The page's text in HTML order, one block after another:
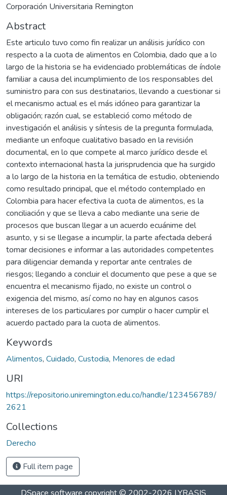
Corporación Universitaria Remington
Abstract
Este articulo tuvo como fin realizar un análisis jurídico con
respecto a la cuota de alimentos en Colombia, dado que a lo
largo de la historia se ha evidenciado problemáticas de índole
familiar a causa del incumplimiento de los responsables del
suministro para con sus destinatarios, llevando a cuestionar si
el mecanismo actual es el más idóneo para garantizar la
obligación; razón cual, se estableció como método de
investigación el análisis y síntesis de la pregunta formulada,
mediante un enfoque cualitativo basado en la revisión
documental, en lo que compete al marco jurídico desde el
contexto internacional hasta la jurisprudencia que ha surgido
a lo largo de la historia en la temática de estudio, obteniendo
como resultado principal, que el método contemplado en
Colombia para hacer efectiva la cuota de alimentos, es la
conciliación y que se lleva a cabo mediante una serie de
procesos que buscan llegar a un acuerdo ecuánime del
asunto, y si se llegase a incumplir, la parte afectada deberá
tomar decisiones e informar a las autoridades competentes
para diligenciar demanda y reportar ante centrales de
riesgos; llegando a concluir el documento que pese a que se
encuentra el mecanismo fijado, no existe un control o
exigencia del mismo, así como no hay en algunos casos
intereses de los particulares por cumplir o hacer cumplir el
acuerdo pactado para la cuota de alimentos.
Keywords
Alimentos, Cuidado, Custodia, Menores de edad
URI
https://repositorio.uniremington.edu.co/handle/123456789/
2621
Collections
Derecho
Full item page